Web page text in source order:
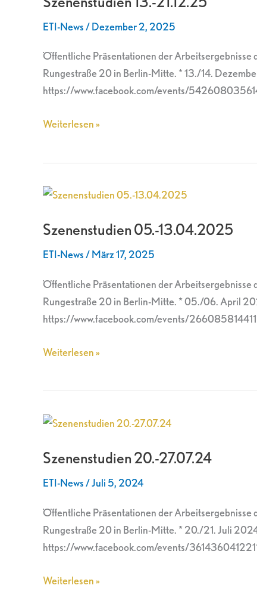
ETI-News/Dezember 2, 2025
Öffentliche Präsentationen der Arbeitsergebnisse
Rungestraße 20 in Berlin-Mitte. * 13./14.
https://www.facebook.com/events/
Weiterlesen »
Szenenstudien 05.-13.04.2025
ETI-News/März 17, 2025
Öffentliche Präsentationen der Arbeitsergebnisse
Rungestraße 20 in Berlin-Mitte. * 05./06. April
https://www.facebook.com/events/
Szenenstudien
Weiterlesen »
Szenenstudien 20.-27.07.24
ETI-News/Juli 5, 2024
Öffentliche Präsentationen der Arbeitsergebnisse
Rungestraße 20 in Berlin-Mitte. * 20./21. Juli
https://www.facebook.com/events/
Szenenstudien
Weiterlesen »